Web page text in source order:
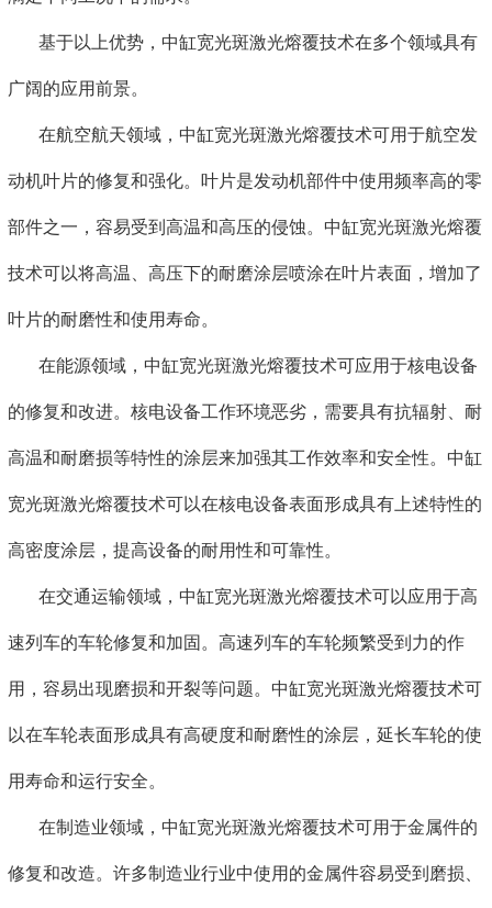
基于以上优势，中缸宽光斑激光熔覆技术在多个领域具有
广阔的应用前景。
在航空航天领域，中缸宽光斑激光熔覆技术可用于航空发
动机叶片的修复和强化。叶片是发动机部件中使用频率高的零
部件之一，容易受到高温和高压的侵蚀。中缸宽光斑激光熔覆
技术可以将高温、高压下的耐磨涂层喷涂在叶片表面，增加了
叶片的耐磨性和使用寿命。
在能源领域，中缸宽光斑激光熔覆技术可应用于核电设备
的修复和改进。核电设备工作环境恶劣，需要具有抗辐射、耐
高温和耐磨损等特性的涂层来加强其工作效率和安全性。中缸
宽光斑激光熔覆技术可以在核电设备表面形成具有上述特性的
高密度涂层，提高设备的耐用性和可靠性。
在交通运输领域，中缸宽光斑激光熔覆技术可以应用于高
速列车的车轮修复和加固。高速列车的车轮频繁受到力的作
用，容易出现磨损和开裂等问题。中缸宽光斑激光熔覆技术可
以在车轮表面形成具有高硬度和耐磨性的涂层，延长车轮的使
用寿命和运行安全。
在制造业领域，中缸宽光斑激光熔覆技术可用于金属件的
修复和改造。许多制造业行业中使用的金属件容易受到磨损、